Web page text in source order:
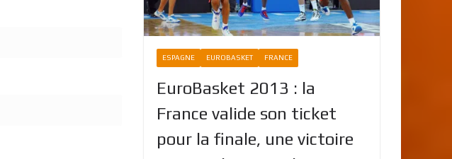
ESPAGNE EUROBASKET FRANCE
EuroBasket 2013 : la
France valide son ticket
pour la finale, une victoire